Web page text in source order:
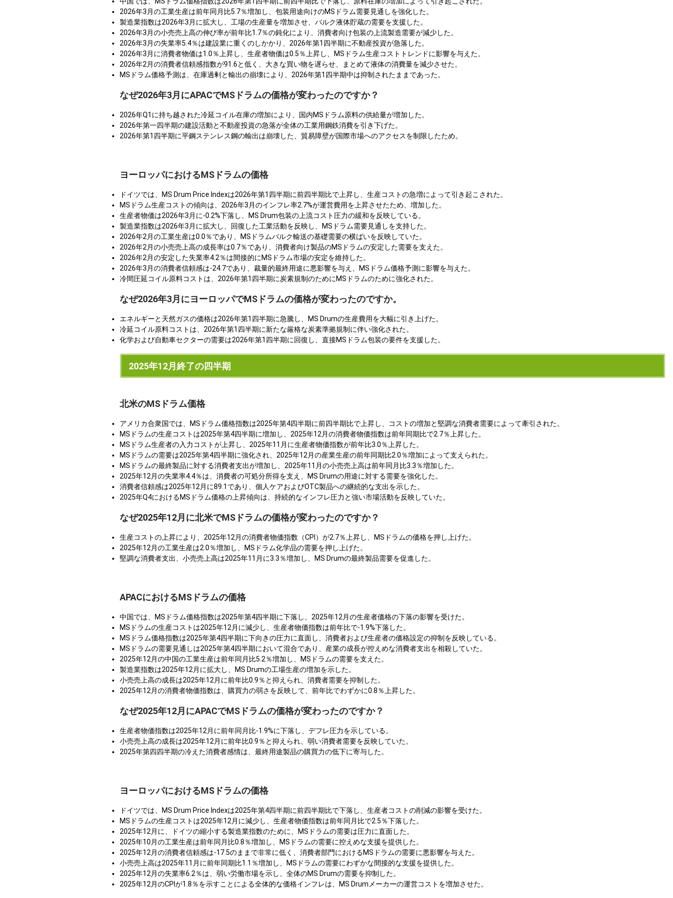
2026年3月の工業生産は前年同月比5.7％増加し、包装用途向けのMSドラム需要見通しを強化した。
製造業指数は2026年3月に拡大し、工場の生産量を増加させ、バルク液体貯蔵の需要を支援した。
2026年3月の小売売上高の伸び率が前年比1.7％の鈍化により、消費者向け包装の上流製造需要が減少した。
2026年3月の失業率5.4％は建設業に重くのしかかり、2026年第1四半期に不動産投資が急落した。
2026年3月に消費者物価は1.0％上昇し、生産者物価は0.5％上昇し、MSドラム生産コストトレンドに影響を与えた。
2026年2月の消費者信頼感指数が91.6と低く、大きな買い物を遅らせ、まとめて液体の消費量を減少させた。
MSドラム価格予測は、在庫過剰と輸出の崩壊により、2026年第1四半期中は抑制されたままであった。
なぜ2026年3月にAPACでMSドラムの価格が変わったのですか？
2026年Q1に持ち越された冷延コイル在庫の増加により、国内MSドラム原料の供給量が増加した。
2026年第一四半期の建設活動と不動産投資の急落が全体の工業用鋼鉄消費を引き下げた。
2026年第1四半期に平鋼ステンレス鋼の輸出は崩壊した、貿易障壁が国際市場へのアクセスを制限したため。
ヨーロッパにおけるMSドラムの価格
ドイツでは、MS Drum Price Indexは2026年第1四半期に前四半期比で上昇し、生産コストの急増によって引き起こされた。
MSドラム生産コストの傾向は、2026年3月のインフレ率2.7%が運営費用を上昇させたため、増加した。
生産者物価は2026年3月に-0.2%下落し、MS Drum包装の上流コスト圧力の緩和を反映している。
製造業指数は2026年3月に拡大し、回復した工業活動を反映し、MSドラム需要見通しを支持した。
2026年2月の工業生産は0.0％であり、MSドラムバルク輸送の基礎需要の横ばいを反映していた。
2026年2月の小売売上高の成長率は0.7％であり、消費者向け製品のMSドラムの安定した需要を支えた。
2026年2月の安定した失業率4.2％は間接的にMSドラム市場の安定を維持した。
2026年3月の消費者信頼感は-24.7であり、裁量的最終用途に悪影響を与え、MSドラム価格予測に影響を与えた。
冷間圧延コイル原料コストは、2026年第1四半期に炭素規制のためにMSドラムのために強化された。
なぜ2026年3月にヨーロッパでMSドラムの価格が変わったのですか。
エネルギーと天然ガスの価格は2026年第1四半期に急騰し、MS Drumの生産費用を大幅に引き上げた。
冷延コイル原料コストは、2026年第1四半期に新たな厳格な炭素準拠規制に伴い強化された。
化学および自動車セクターの需要は2026年第1四半期に回復し、直接MSドラム包装の要件を支援した。
2025年12月終了の四半期
北米のMSドラム価格
アメリカ合衆国では、MSドラム価格指数は2025年第4四半期に前四半期比で上昇し、コストの増加と堅調な消費者需要によって牽引された。
MSドラムの生産コストは2025年第4四半期に増加し、2025年12月の消費者物価指数は前年同期比で2.7％上昇した。
MSドラム生産者の入力コストが上昇し、2025年11月に生産者物価指数が前年比3.0％上昇した。
MSドラムの需要は2025年第4四半期に強化され、2025年12月の産業生産の前年同期比2.0％増加によって支えられた。
MSドラムの最終製品に対する消費者支出が増加し、2025年11月の小売売上高は前年同月比3.3％増加した。
2025年12月の失業率4.4％は、消費者の可処分所得を支え、MS Drumの用途に対する需要を強化した。
消費者信頼感は2025年12月に89.1であり、個人ケアおよびOTC製品への継続的な支出を示した。
2025年Q4におけるMSドラム価格の上昇傾向は、持続的なインフレ圧力と強い市場活動を反映していた。
なぜ2025年12月に北米でMSドラムの価格が変わったのですか？
生産コストの上昇により、2025年12月の消費者物価指数（CPI）が2.7％上昇し、MSドラムの価格を押し上げた。
2025年12月の工業生産は2.0％増加し、MSドラム化学品の需要を押し上げた。
堅調な消費者支出、小売売上高は2025年11月に3.3％増加し、MS Drumの最終製品需要を促進した。
APACにおけるMSドラムの価格
中国では、MSドラム価格指数は2025年第4四半期に下落し、2025年12月の生産者価格の下落の影響を受けた。
MSドラムの生産コストは2025年12月に減少し、生産者物価指数は前年比で-1.9%下落した。
MSドラム価格指数は2025年第4四半期に下向きの圧力に直面し、消費者および生産者の価格設定の抑制を反映している。
MSドラムの需要見通しは2025年第4四半期において混合であり、産業の成長が控えめな消費者支出を相殺していた。
2025年12月の中国の工業生産は前年同月比5.2％増加し、MSドラムの需要を支えた。
製造業指数は2025年12月に拡大し、MS Drumの工場生産の増加を示した。
小売売上高の成長は2025年12月に前年比0.9％と抑えられ、消費者需要を抑制した。
2025年12月の消費者物価指数は、購買力の弱さを反映して、前年比でわずかに0.8％上昇した。
なぜ2025年12月にAPACでMSドラムの価格が変わったのですか？
生産者物価指数は2025年12月に前年同月比-1.9%に下落し、デフレ圧力を示している。
小売売上高の成長は2025年12月に前年比0.9％と抑えられ、弱い消費者需要を反映していた。
2025年第四四半期の冷えた消費者感情は、最終用途製品の購買力の低下に寄与した。
ヨーロッパにおけるMSドラムの価格
ドイツでは、MS Drum Price Indexは2025年第4四半期に前四半期比で下落し、生産者コストの削減の影響を受けた。
MSドラムの生産コストは2025年12月に減少し、生産者物価指数は前年同月比で2.5％下落した。
2025年12月に、ドイツの縮小する製造業指数のために、MSドラムの需要は圧力に直面した。
2025年10月の工業生産は前年同月比0.8％増加し、MSドラムの需要に控えめな支援を提供した。
2025年12月の消費者信頼感は-17.5のままで非常に低く、消費者部門におけるMSドラムの需要に悪影響を与えた。
小売売上高は2025年11月に前年同期比1.1％増加し、MSドラムの需要にわずかな間接的な支援を提供した。
2025年12月の失業率6.2％は、弱い労働市場を示し、全体のMS Drumの需要を抑制した。
2025年12月のCPIが1.8％を示すことによる全体的な価格インフレは、MS Drumメーカーの運営コストを増加させた。